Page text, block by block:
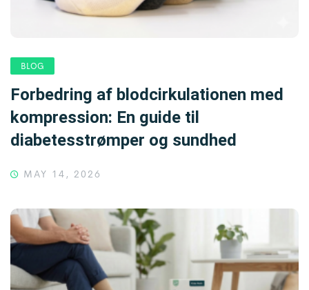
BLOG
Forbedring af blodcirkulationen med
kompression: En guide til
diabetesstrømper og sundhed
MAY 14, 2026